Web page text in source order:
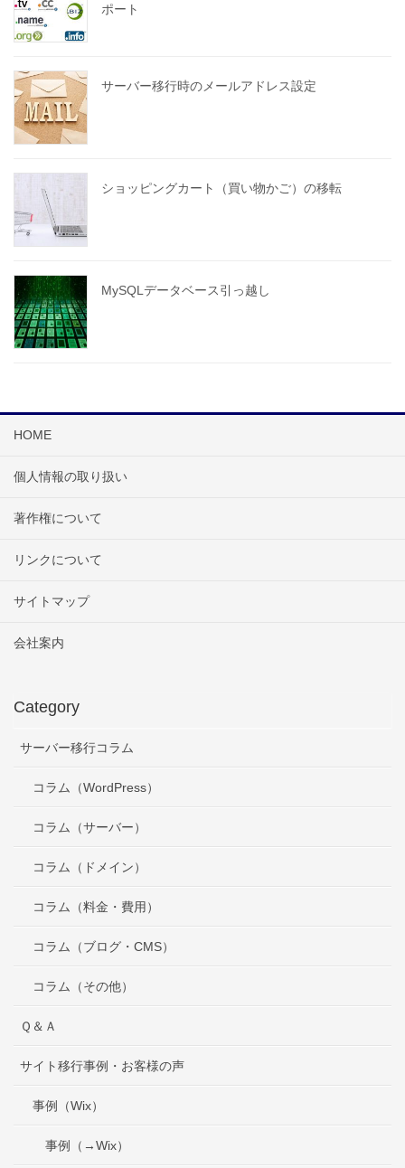
ポート
サーバー移行時のメールアドレス設定
ショッピングカート（買い物かご）の移転
MySQLデータベース引っ越し
HOME
個人情報の取り扱い
著作権について
リンクについて
サイトマップ
会社案内
Category
サーバー移行コラム
コラム（WordPress）
コラム（サーバー）
コラム（ドメイン）
コラム（料金・費用）
コラム（ブログ・CMS）
コラム（その他）
Ｑ＆Ａ
サイト移行事例・お客様の声
事例（Wix）
事例（→Wix）